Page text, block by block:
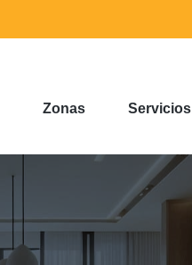
Zonas Servicios